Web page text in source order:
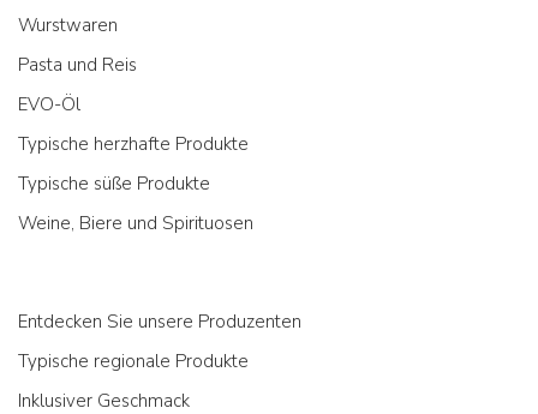
Wurstwaren
Pasta und Reis
EVO-Öl
Typische herzhafte Produkte
Typische süße Produkte
Weine, Biere und Spirituosen
Entdecken Sie unsere Produzenten
Typische regionale Produkte
Inklusiver Geschmack